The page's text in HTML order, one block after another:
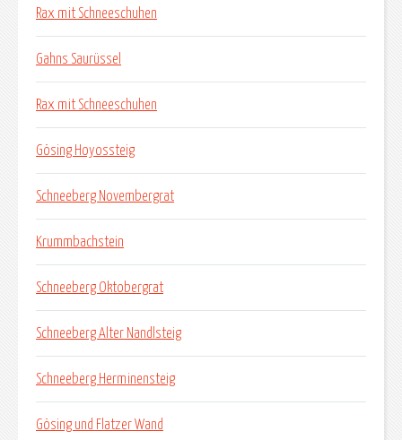
Rax mit Schneeschuhen
Gahns Saurüssel
Rax mit Schneeschuhen
Gösing Hoyossteig
Schneeberg Novembergrat
Krummbachstein
Schneeberg Oktobergrat
Schneeberg Alter Nandlsteig
Schneeberg Herminensteig
Gösing und Flatzer Wand